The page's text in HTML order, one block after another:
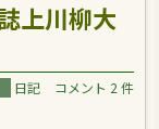
上川柳大
日記 コメント 2 件